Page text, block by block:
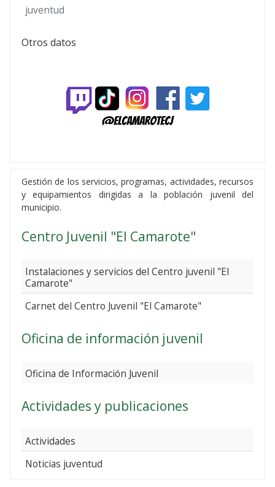
juventud
Otros datos
Gestión de los servicios, programas, actividades, recursos
y equipamientos dirigidas a la población juvenil del
municipio.
Centro Juvenil "El Camarote"
Instalaciones y servicios del Centro juvenil "El
Camarote"
Carnet del Centro Juvenil "El Camarote"
Oficina de información juvenil
Oficina de Información Juvenil
Actividades y publicaciones
Actividades
Noticias juventud